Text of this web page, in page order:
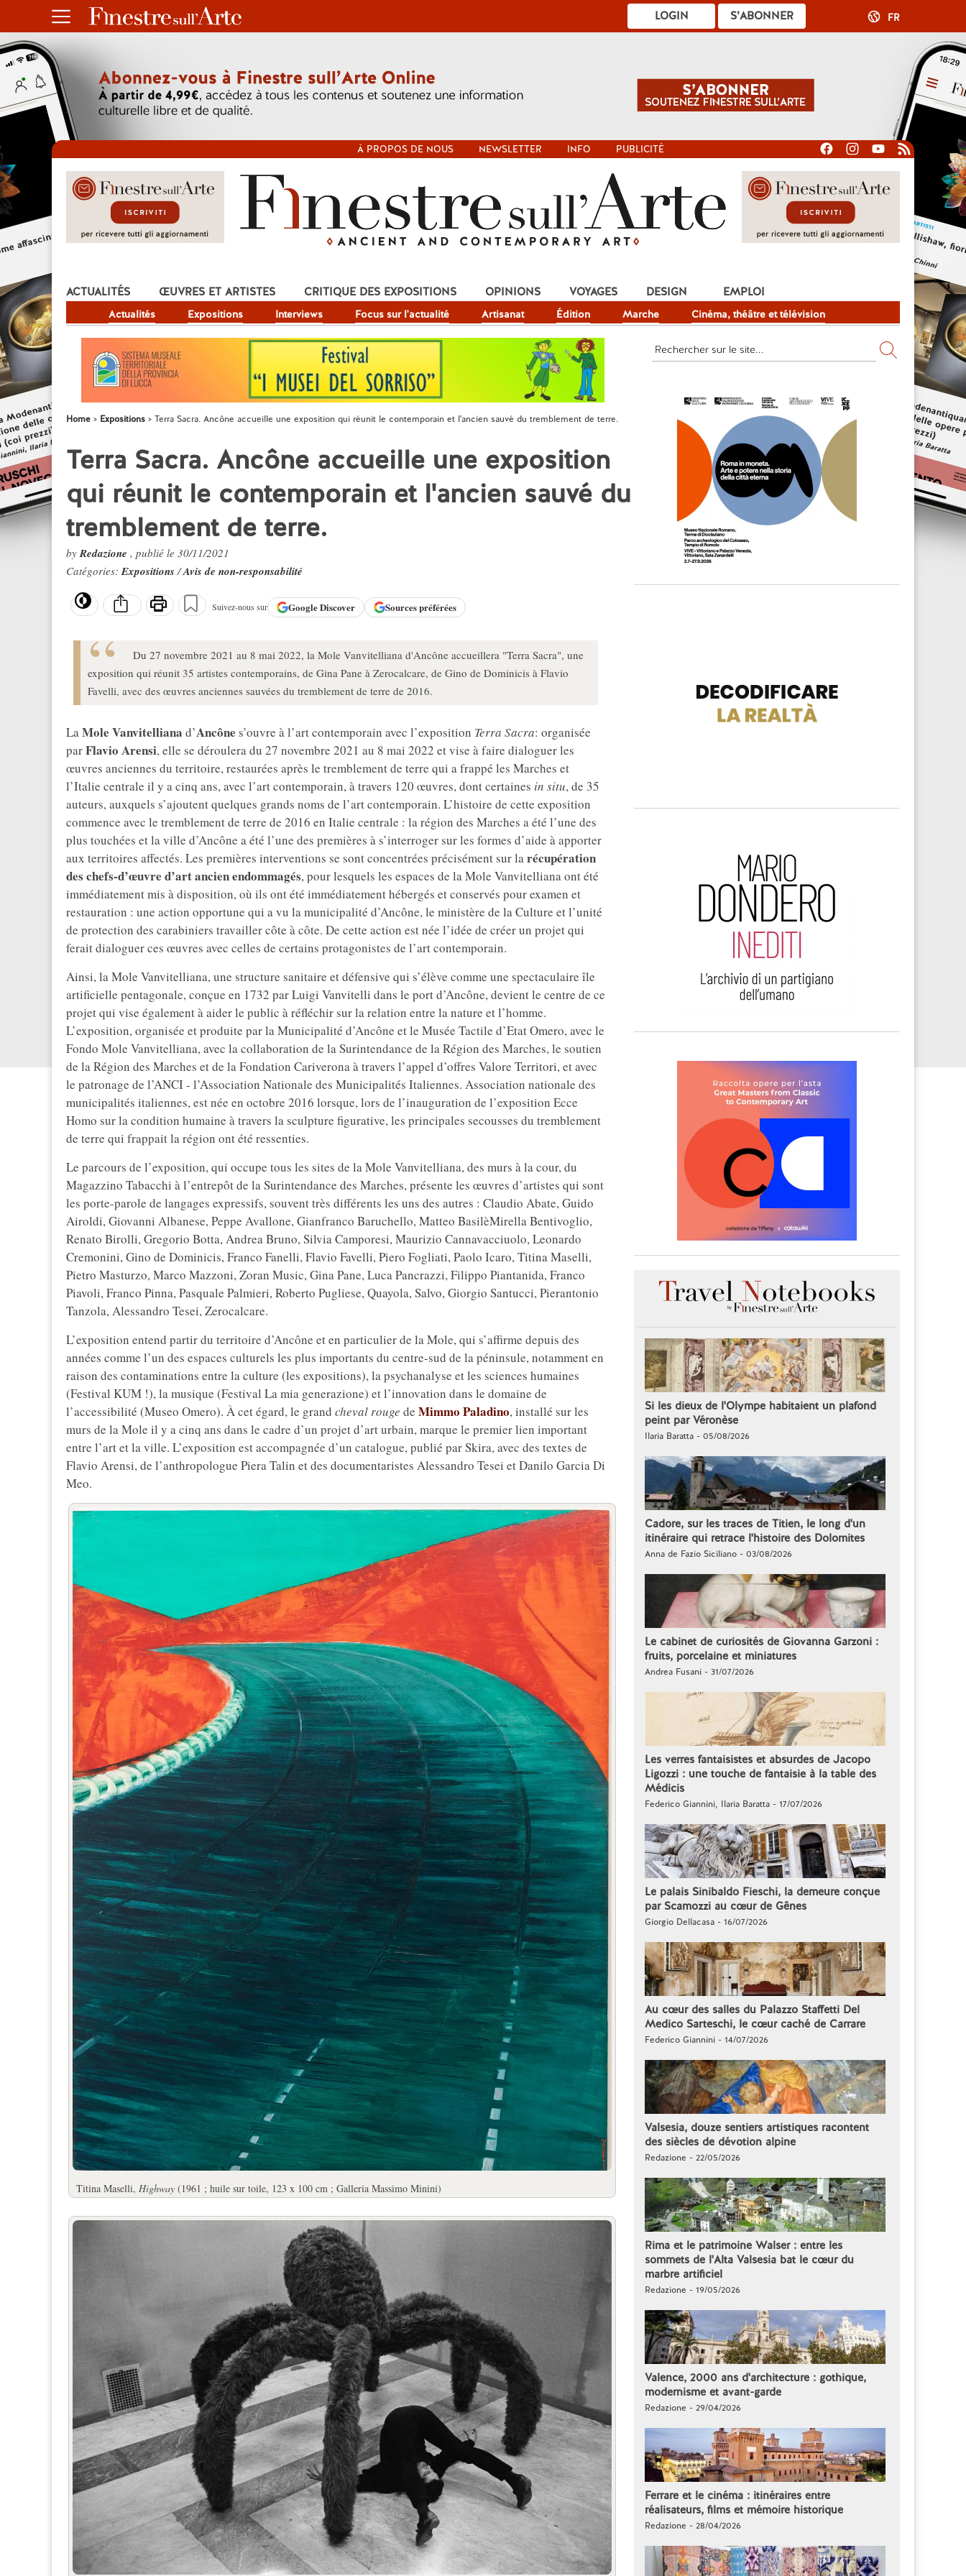
S’ABONNER
LOGIN FR
À PROPOS DE NOUS NEWSLETTER INFO PUBLICITÉ
ACTUALITÉS
Actualités Expositions Interviews Focus sur l'actualité Artisanat Édition Marche Cinéma, théâtre et télévision
ŒUVRES ET ARTISTES CRITIQUE DES EXPOSITIONS OPINIONS VOYAGES DESIGN EMPLOI
Home Expositions Terra Sacra. Ancône accueille une exposition qui réunit le contemporain et l'ancien sauvé du tremblement de terre.
Terra Sacra. Ancône accueille une exposition
qui réunit le contemporain et l'ancien sauvé du
tremblement de terre.
byRedazione , publié le 30/11/2021
Catégories:Expositions/Avis de non-responsabilité
Suivez-nous sur GoogleDiscover Sources préférées
Du 27 novembre 2021 au 8 mai 2022, la Mole Vanvitelliana d'Ancône accueillera "Terra Sacra", une
exposition qui réunit 35 artistes contemporains, de Gina Pane à Zerocalcare, de Gino de Dominicis à Flavio
Favelli, avec des œuvres anciennes sauvées du tremblement de terre de 2016.
LaMole Vanvitelliana d’Ancône s’ouvre à l’art contemporain avec l’exposition Terra Sacra: organisée
parFlavio Arensi, elle se déroulera du 27 novembre 2021 au 8 mai 2022 et vise à faire dialoguer les
œuvres anciennes du territoire, restaurées après le tremblement de terre qui a frappé les Marches et
l’Italie centrale il y a cinq ans, avec l’art contemporain, à travers 120 œuvres, dont certaines in situ, de 35
auteurs, auxquels s’ajoutent quelques grands noms de l’art contemporain. L’histoire de cette exposition
commence avec le tremblement de terre de 2016 en Italie centrale : la région des Marches a été l’une des
plus touchées et la ville d’Ancône a été l’une des premières à s’interroger sur les formes d’aide à apporter
aux territoires affectés. Les premières interventions se sont concentrées précisément sur larécupération
des chefs-d’œuvre d’art ancien endommagés, pour lesquels les espaces de la Mole Vanvitelliana ont été
immédiatement mis à disposition, où ils ont été immédiatement hébergés et conservés pour examen et
restauration : une action opportune qui a vu la municipalité d’Ancône, le ministère de la Culture et l’unité
de protection des carabiniers travailler côte à côte. De cette action est née l’idée de créer un projet qui
ferait dialoguer ces œuvres avec celles de certains protagonistes de l’art contemporain.
Ainsi, la Mole Vanvitelliana, une structure sanitaire et défensive qui s’élève comme une spectaculaire île
artificielle pentagonale, conçue en 1732 par Luigi Vanvitelli dans le port d’Ancône, devient le centre de ce
projet qui vise également à aider le public à réfléchir sur la relation entre la nature et l’homme.
L’exposition, organisée et produite par la Municipalité d’Ancône et le Musée Tactile d’Etat Omero, avec le
Fondo Mole Vanvitelliana, avec la collaboration de la Surintendance de la Région des Marches, le soutien
de la Région des Marches et de la Fondation Cariverona à travers l’appel d’offres Valore Territori, et avec
le patronage de l’ANCI - l’Association Nationale des Municipalités Italiennes. Association nationale des
municipalités italiennes, est née en octobre 2016 lorsque, lors de l’inauguration de l’exposition Ecce
Homo sur la condition humaine à travers la sculpture figurative, les principales secousses du tremblement
de terre qui frappait la région ont été ressenties.
Le parcours de l’exposition, qui occupe tous les sites de la Mole Vanvitelliana, des murs à la cour, du
Magazzino Tabacchi à l’entrepôt de la Surintendance des Marches, présente les œuvres d’artistes qui sont
les porte-parole de langages expressifs, souvent très différents les uns des autres : Claudio Abate, Guido
Airoldi, Giovanni Albanese, Peppe Avallone, Gianfranco Baruchello, Matteo BasilèMirella Bentivoglio,
Renato Birolli, Gregorio Botta, Andrea Bruno, Silvia Camporesi, Maurizio Cannavacciuolo, Leonardo
Cremonini, Gino de Dominicis, Franco Fanelli, Flavio Favelli, Piero Fogliati, Paolo Icaro, Titina Maselli,
Pietro Masturzo, Marco Mazzoni, Zoran Music, Gina Pane, Luca Pancrazzi, Filippo Piantanida, Franco
Piavoli, Franco Pinna, Pasquale Palmieri, Roberto Pugliese, Quayola, Salvo, Giorgio Santucci, Pierantonio
Tanzola, Alessandro Tesei, Zerocalcare.
L’exposition entend partir du territoire d’Ancône et en particulier de la Mole, qui s’affirme depuis des
années comme l’un des espaces culturels les plus importants du centre-sud de la péninsule, notamment en
raison des contaminations entre la culture (les expositions), la psychanalyse et les sciences humaines
(Festival KUM !), la musique (Festival La mia generazione) et l’innovation dans le domaine de
l’accessibilité (Museo Omero). À cet égard, le grand cheval rouge de Mimmo Paladino, installé sur les
murs de la Mole il y a cinq ans dans le cadre d’un projet d’art urbain, marque le premier lien important
entre l’art et la ville. L’exposition est accompagnée d’un catalogue, publié par Skira, avec des textes de
Flavio Arensi, de l’anthropologue Piera Talin et des documentaristes Alessandro Tesei et Danilo Garcia Di
Meo.
Titina Maselli, Highway (1961 ; huile sur toile, 123 x 100 cm ; Galleria Massimo Minini)
Si les dieux de l'Olympe habitaient un plafond
peint par Véronèse
Ilaria Baratta - 05/08/2026
Cadore, sur les traces de Titien, le long d'un
itinéraire qui retrace l'histoire des Dolomites
Anna de Fazio Siciliano - 03/08/2026
Le cabinet de curiosités de Giovanna Garzoni :
fruits, porcelaine et miniatures
Andrea Fusani - 31/07/2026
Les verres fantaisistes et absurdes de Jacopo
Ligozzi : une touche de fantaisie à la table des
Médicis
Federico Giannini, Ilaria Baratta - 17/07/2026
Le palais Sinibaldo Fieschi, la demeure conçue
par Scamozzi au cœur de Gênes
Giorgio Dellacasa - 16/07/2026
Au cœur des salles du Palazzo Staffetti Del
Medico Sarteschi, le cœur caché de Carrare
Federico Giannini - 14/07/2026
Valsesia, douze sentiers artistiques racontent
des siècles de dévotion alpine
Redazione - 22/05/2026
Rima et le patrimoine Walser : entre les
sommets de l'Alta Valsesia bat le cœur du
marbre artificiel
Redazione - 19/05/2026
Valence, 2000 ans d'architecture : gothique,
modernisme et avant-garde
Redazione - 29/04/2026
Ferrare et le cinéma : itinéraires entre
réalisateurs, films et mémoire historique
Redazione - 28/04/2026